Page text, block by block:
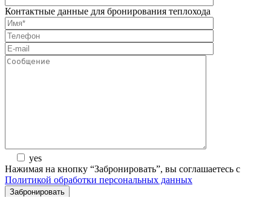
Контактные данные для бронирования теплохода
yes
Нажимая на кнопку “Забронировать”, вы соглашаетесь с
Политикой обработки персональных данных